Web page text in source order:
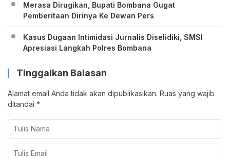
Merasa Dirugikan, Bupati Bombana Gugat
Pemberitaan Dirinya Ke Dewan Pers
Kasus Dugaan Intimidasi Jurnalis Diselidiki, SMSI
Apresiasi Langkah Polres Bombana
Tinggalkan Balasan
Alamat email Anda tidak akan dipublikasikan. Ruas yang wajib
ditandai *